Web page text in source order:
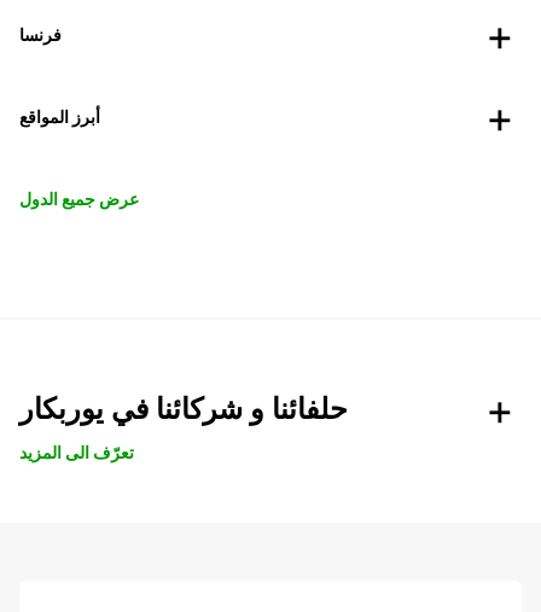
فرنسا
أبرز المواقع
عرض جميع الدول
حلفائنا و شركائنا في يوربكار
تعرّف الى المزيد